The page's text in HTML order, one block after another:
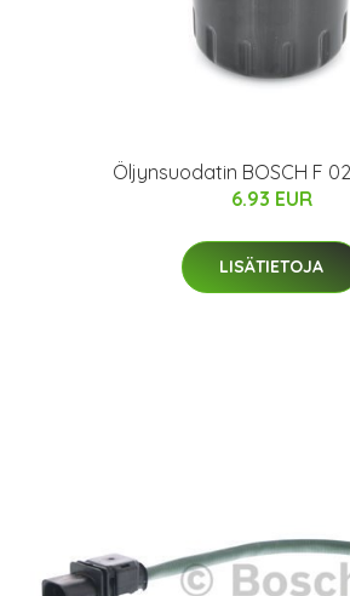
Öljynsuodatin BOSCH F
6.93 EUR
LISÄTIETOJA